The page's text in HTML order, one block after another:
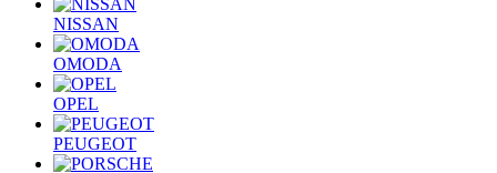
NISSAN
OMODA
OPEL
PEUGEOT